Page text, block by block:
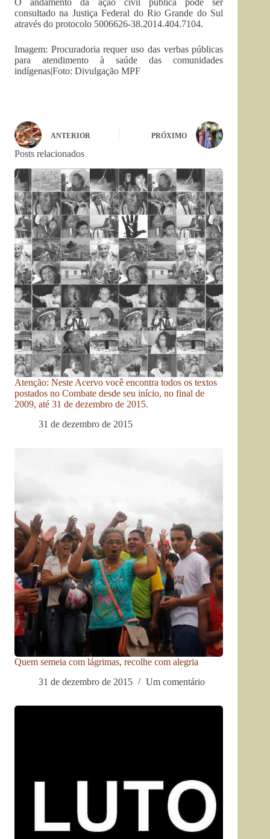
O andamento da ação civil pública pode ser
consultado na Justiça Federal do Rio Grande do Sul
através do protocolo 5006626-38.2014.404.7104.
Imagem: Procuradoria requer uso das verbas públicas
para atendimento à saúde das comunidades
indígenas|Foto: Divulgação MPF
ANTERIOR PRÓXIMO
Posts relacionados
Atenção: Neste Acervo você encontra todos os textos
postados no Combate desde seu início, no final de
2009, até 31 de dezembro de 2015.
31 de dezembro de 2015
Quem semeia com lágrimas, recolhe com alegria
31 de dezembro de 2015
Um comentário